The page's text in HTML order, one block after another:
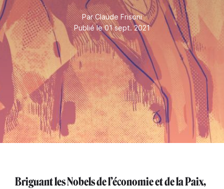
ParClaude Frisoni
Publié le 01 sept. 2021
Briguant les Nobels de l’économie et de la Paix,